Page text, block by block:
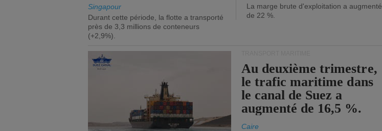
Singapour
Durant cette période, la flotte a transporté
près de 3,3 millions de conteneurs
(+2,9%).
La marge brute d'exploitation a augmenté
de 22 %.
Au deuxième trimestre,
le trafic maritime dans
le canal de Suez a
augmenté de 16,5 %.
Caire